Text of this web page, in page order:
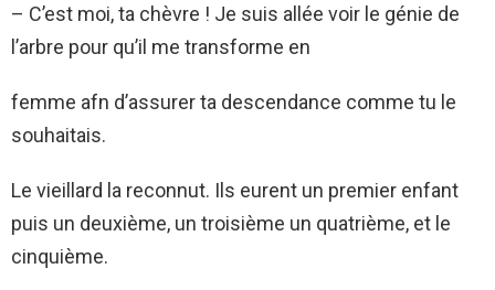
– C’est moi, ta chèvre ! Je suis allée voir le génie de
l’arbre pour qu’il me transforme en
femme afn d’assurer ta descendance comme tu le
souhaitais.
Le vieillard la reconnut. Ils eurent un premier enfant
puis un deuxième, un troisième un quatrième, et le
cinquième.